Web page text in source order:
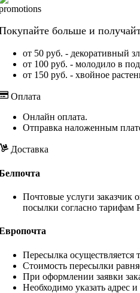
больше и
от 50 руб. - декоративный
от 100 руб. - молодило в
от 150 руб. - хвойное
Оплата
Онлайн оплата.
Отправка наложенным
Доставка
Почтовые услуги заказчик
посылки согласно
Пересылка
Стоимость пересылки
При оформлении заявки
Необходимо указать адрес